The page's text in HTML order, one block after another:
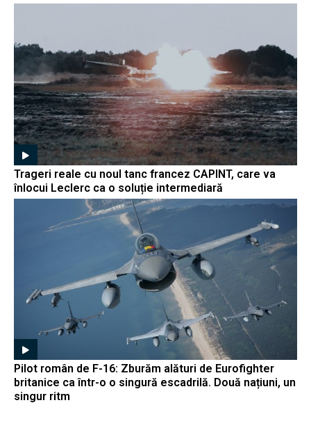
Trageri reale cu noul tanc francez CAPINT, care va
înlocui Leclerc ca o soluție intermediară
Pilot român de F-16: Zburăm alături de Eurofighter
britanice ca într-o o singură escadrilă. Două națiuni, un
singur ritm